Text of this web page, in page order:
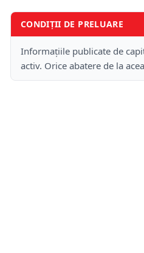
CONDIȚII DE PRELUARE
Informațiile publicate de
activ. Orice abatere de la